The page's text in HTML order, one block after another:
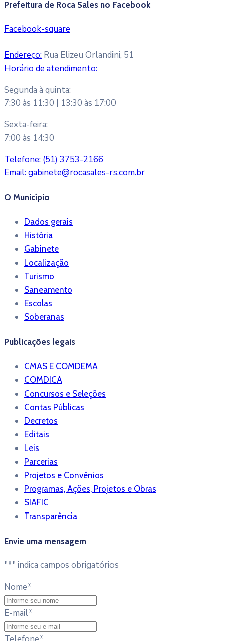
Prefeitura de Roca Sales no Facebook
Facebook-square
Endereço: Rua Elizeu Orlandini, 51
Horário de atendimento:
Segunda à quinta:
7:30 às 11:30 | 13:30 às 17:00
Sexta-feira:
7:00 às 14:30
Telefone: (51) 3753-2166
Email:gabinete@rocasales-rs.com.br
O Município
Dados gerais
História
Gabinete
Localização
Turismo
Saneamento
Escolas
Soberanas
Publicações legais
CMAS E COMDEMA
COMDICA
Concursos e Seleções
Contas Públicas
Decretos
Editais
Leis
Parcerias
Projetos e Convênios
Programas, Ações, Projetos e Obras
SIAFIC
Transparência
Envie uma mensagem
"*" indica campos obrigatórios
Nome*
E-mail*